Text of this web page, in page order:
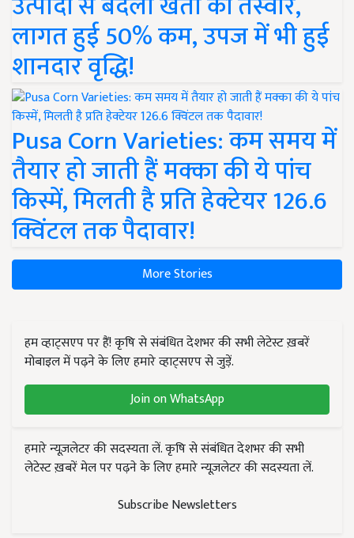
लागत हुई 50% कम, उपज में भी हुई
शानदार वृद्धि!
Pusa Corn Varieties: कम समय में
तैयार हो जाती हैं मक्का की ये पांच
किस्में, मिलती है प्रति हेक्टेयर 126.6
क्विंटल तक पैदावार!
More Stories
हम व्हाट्सएप पर हैं! कृषि से संबंधित देशभर की सभी लेटेस्ट ख़बरें
मोबाइल में पढ़ने के लिए हमारे व्हाट्सएप से जुड़ें.
Join on WhatsApp
हमारे न्यूज़लेटर की सदस्यता लें. कृषि से संबंधित देशभर की सभी
लेटेस्ट ख़बरें मेल पर पढ़ने के लिए हमारे न्यूज़लेटर की सदस्यता लें.
Subscribe Newsletters